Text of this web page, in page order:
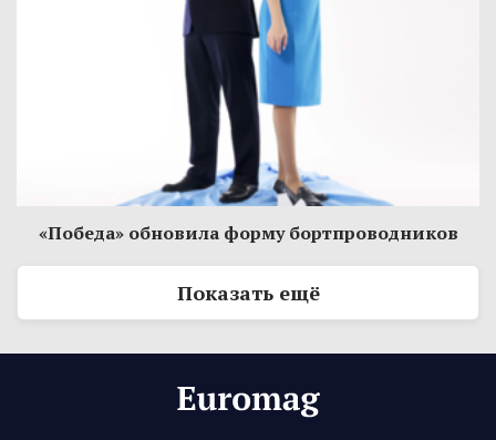
«Победа» обновила форму бортпроводников
Показать ещё